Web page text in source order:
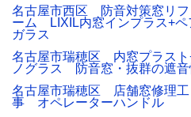
名古屋市西区 防音対策窓リフ
ーム LIXIL内窓インプラス+ペ
ガラス
名古屋市瑞穂区 内窓プラスト
ノグラス 防音窓・抜群の遮音
名古屋市瑞穂区 店舗窓修理工
事 オペレーターハンドル